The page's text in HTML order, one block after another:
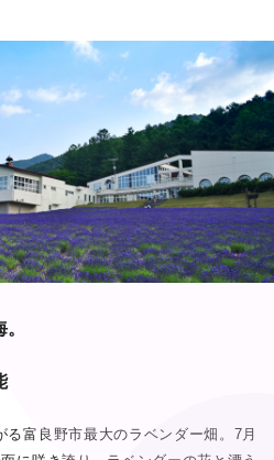
富良野市最大のラベンダー畑。7月